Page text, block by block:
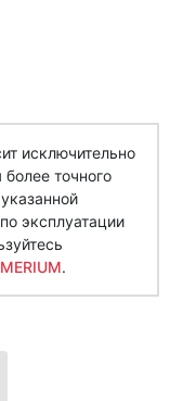
исключительно
точного
эксплуатации
.